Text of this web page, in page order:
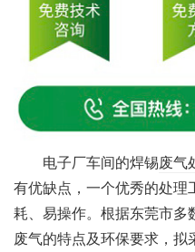
电子厂车间的焊锡废气
有优缺点，一个优秀的处
耗、易操作。根据东莞市多
废气的特点及环保要求，